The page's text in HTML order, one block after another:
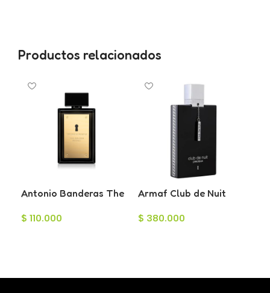
Productos relacionados
Antonio Banderas The
para Hombre 100ml
$ 110.000
Armaf Club de Nuit
Hombre 55ml
$ 380.000